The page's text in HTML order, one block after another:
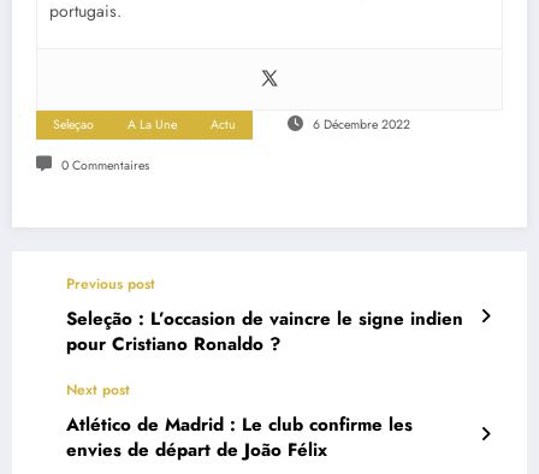
portugais.
Seleçao A La Une Actu 6 Décembre 2022
0 Commentaires
Previous post
Seleção : L’occasion de vaincre le signe indien
pour Cristiano Ronaldo ?
Next post
Atlético de Madrid : Le club confirme les
envies de départ de João Félix